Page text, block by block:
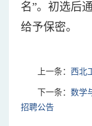
名”。初选后
给予保密。
上一条： 西北
下一条： 数学
招聘公告